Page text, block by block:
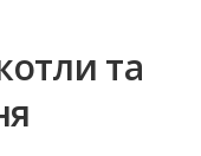
та